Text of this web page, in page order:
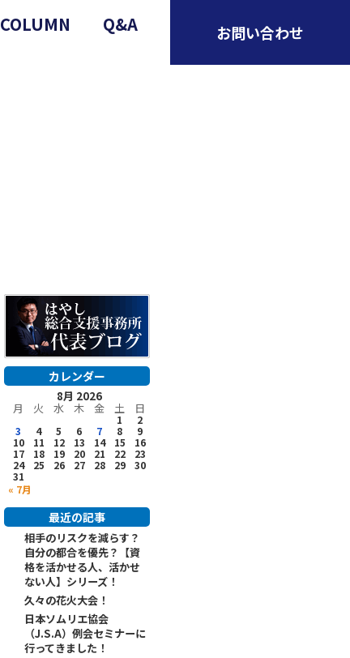
COLUMN Q&A お問い合わせ
カレンダー
8月 2026
月 火 水 木 金 土 日
« 7月
1
2
3
4 5 6 7 8
9
10
11 12 13 14 15
16
17
18 19 20 21 22
23
24
25 26 27 28 29
30
31
最近の記事
相手のリスクを減らす？
自分の都合を優先？【資
格を活かせる人、活かせ
ない人】シリーズ！
久々の花火大会！
日本ソムリエ協会
（J.S.A）例会セミナーに
行ってきました！